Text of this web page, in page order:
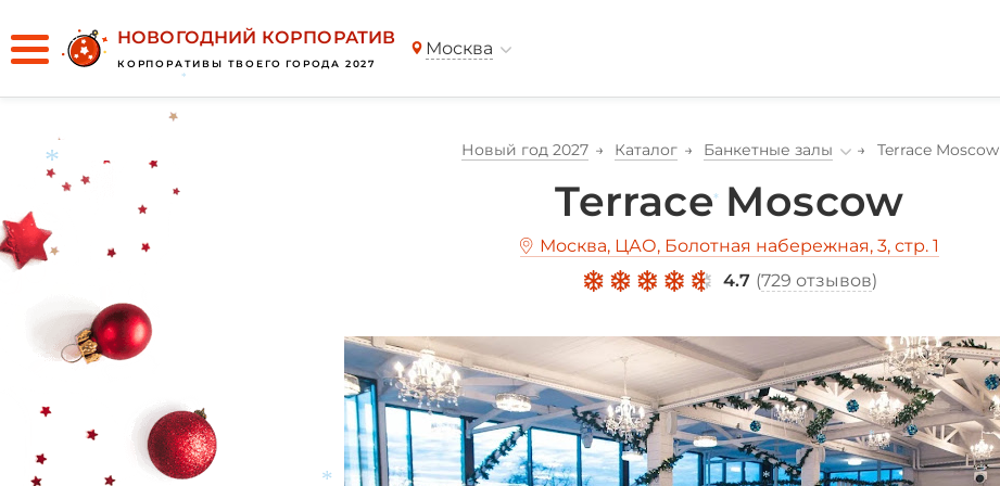
НОВОГОДНИЙ КОРПОРАТИВ
КОРПОРАТИВЫ ТВОЕГО ГОРОДА 2027
Москва
Новый год 2027 Каталог Банкетные залы Terrace Moscow
Terrace Moscow
Москва, ЦАО, Болотная набережная, 3, стр. 1
4.7 (729 отзывов)
*
*